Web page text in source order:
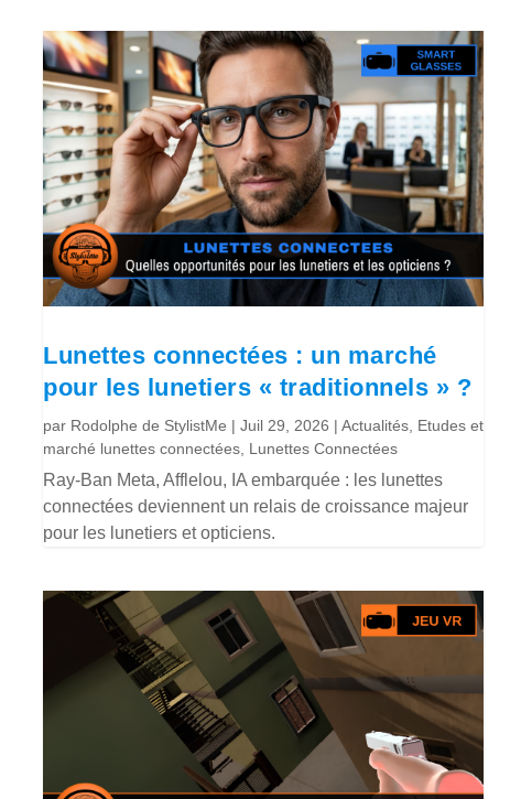
Lunettes connectées : un marché
pour les lunetiers « traditionnels » ?
par Rodolphe de StylistMe |Juil 29, 2026 |Actualités Etudes et
marché lunettes connectées Lunettes Connectées
Ray-Ban Meta, Afflelou, IA embarquée : les lunettes
connectées deviennent un relais de croissance majeur
pour les lunetiers et opticiens.